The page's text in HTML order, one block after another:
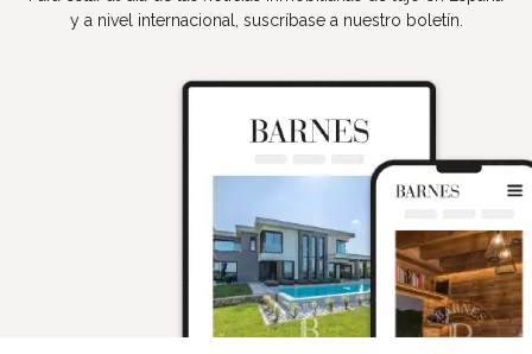
y a nivel internacional, suscríbase a nuestro boletín.